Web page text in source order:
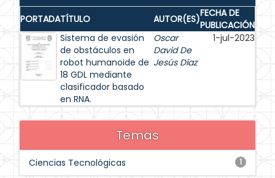
PORTADATÍTULO AUTOR(ES)FECHA DE
PUBLICACIÓN
Sistema de evasión
de obstáculos en
robot humanoide de
18 GDL mediante
clasificador basado
en RNA.
Oscar
David De
Jesús Díaz
1-jul-2023
Temas
1
Ciencias Tecnológicas